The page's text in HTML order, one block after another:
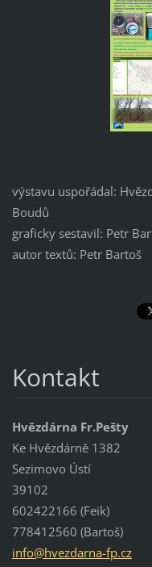
výstavu uspořádal:
Boudů
graficky sestavil: Petr
autor textů: Petr Bartoš
Kontakt
Hvězdárna Fr.Pešty
Ke Hvězdárně 1382
Sezimovo Ústí
39102
602422166 (Feik)
778412560 (Bartoš)
info@hvezdarna-fp.cz